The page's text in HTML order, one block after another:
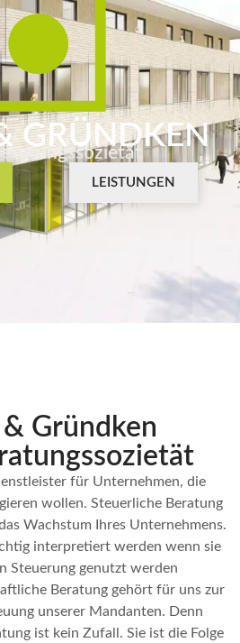
GRÜNDKEN
LEISTUNGEN
& Gründken
für Unternehmen, die
wollen. Steuerliche Beratung
Wachstum Ihres Unternehmens.
interpretiert werden wenn sie
Steuerung genutzt werden
Beratung gehört für uns zur
unserer Mandanten. Denn
ist kein Zufall. Sie ist die Folge